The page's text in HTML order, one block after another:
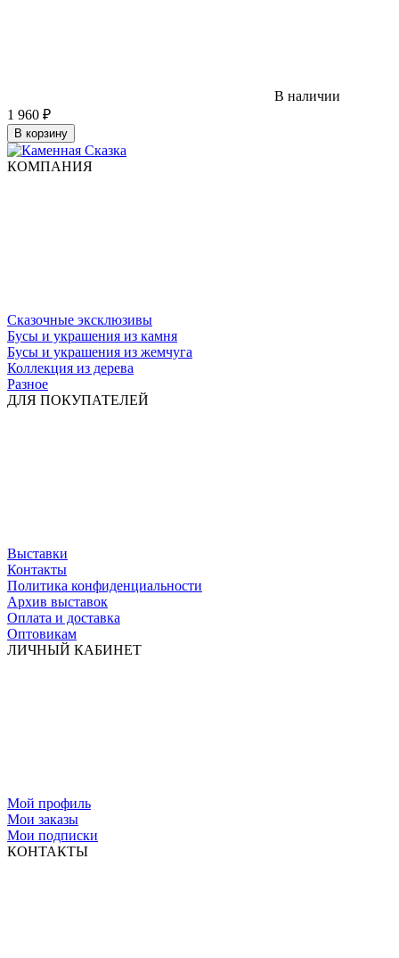
В наличии
1 960 ₽
В корзину
КОМПАНИЯ
Сказочные эксклюзивы
Бусы и украшения из камня
Бусы и украшения из жемчуга
Коллекция из дерева
Разное
ДЛЯ ПОКУПАТЕЛЕЙ
Выставки
Контакты
Политика конфиденциальности
Архив выставок
Оплата и доставка
Оптовикам
ЛИЧНЫЙ КАБИНЕТ
Мой профиль
Мои заказы
Мои подписки
КОНТАКТЫ